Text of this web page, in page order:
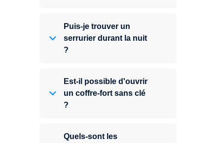
Puis-je trouver un
serrurier durant la nuit
?
Est-il possible d'ouvrir
un coffre-fort sans clé
?
Quels-sont les